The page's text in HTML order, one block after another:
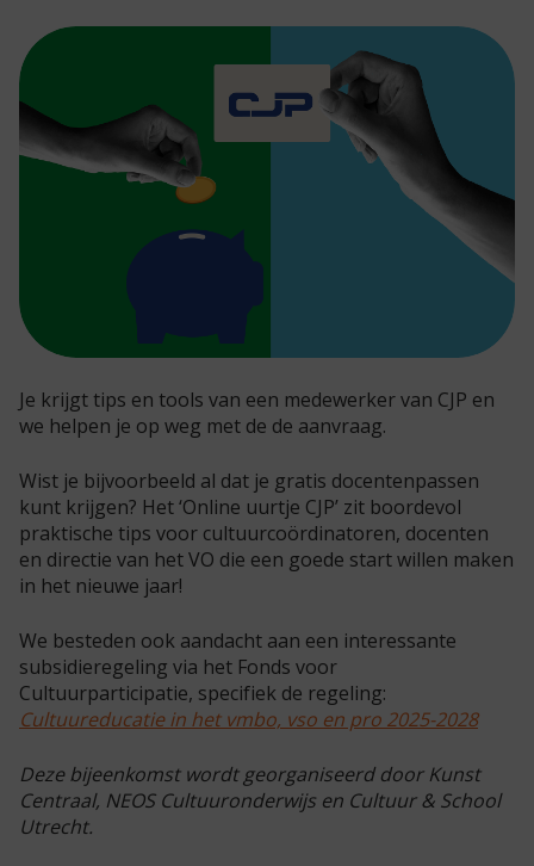
Je krijgt tips en tools van een medewerker van CJP en
we helpen je op weg met de de aanvraag.
Wist je bijvoorbeeld al dat je gratis docentenpassen
kunt krijgen? Het ‘Online uurtje CJP’ zit boordevol
praktische tips voor cultuurcoördinatoren, docenten
en directie van het VO die een goede start willen maken
in het nieuwe jaar!
We besteden ook aandacht aan een interessante
subsidieregeling via het Fonds voor
Cultuurparticipatie, specifiek de regeling:
Cultuureducatie in het vmbo, vso en pro 2025-2028
Deze bijeenkomst wordt georganiseerd door Kunst
Centraal, NEOS Cultuuronderwijs en Cultuur & School
Utrecht.